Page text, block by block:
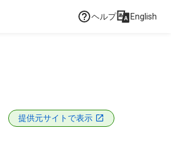
ヘルプ English
提供元サイトで表示